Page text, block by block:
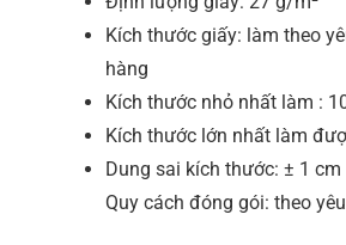
Kích thước giấy: làm theo
hàng
Kích thước nhỏ nhất làm :
Kích thước lớn nhất làm
Dung sai kích thước: ± 1 cm
Quy cách đóng gói: theo